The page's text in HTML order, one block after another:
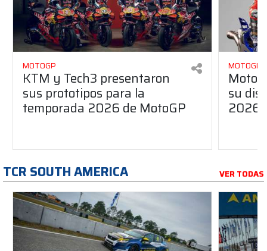
MOTOGP
KTM y Tech3 presentaron
sus prototipos para la
temporada 2026 de MotoGP
MOTOGP
su
2026
TCR SOUTH AMERICA VER TODAS